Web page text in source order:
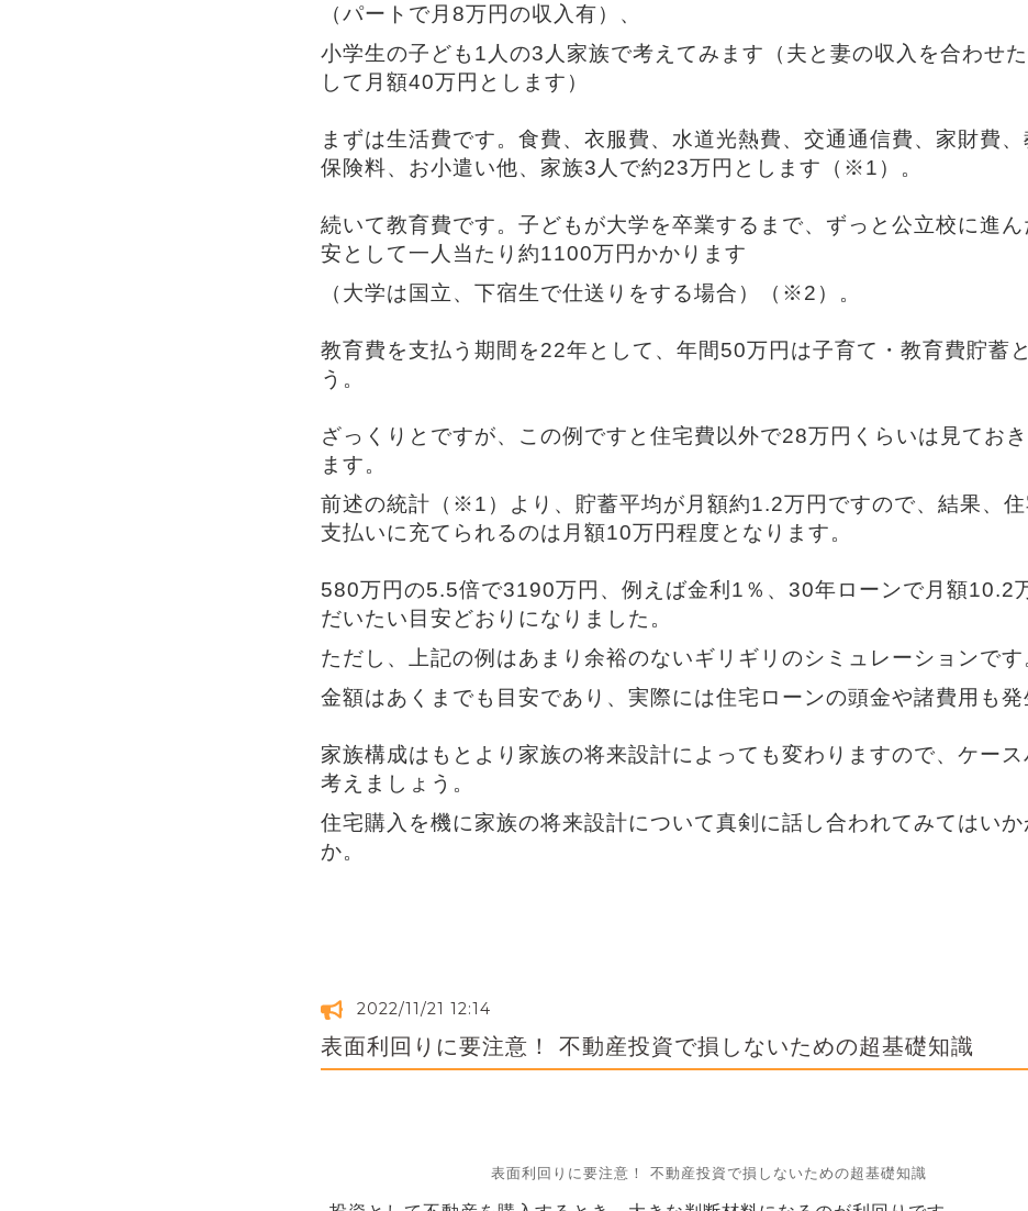
（パートで月8万円の収入有）、
小学生の子ども1人の3人家族で考えてみます（夫と妻の収入を合わせ
して月額40万円とします）
まずは生活費です。食費、衣服費、水道光熱費、交通通信費、家財費、
保険料、お小遣い他、家族3人で約23万円とします（※1）。
続いて教育費です。子どもが大学を卒業するまで、ずっと公立校に進ん
安として一人当たり約1100万円かかります
（大学は国立、下宿生で仕送りをする場合）（※2）。
教育費を支払う期間を22年として、年間50万円は子育て・教育費貯蓄
う。
ざっくりとですが、この例ですと住宅費以外で28万円くらいは見ておき
ます。
前述の統計（※1）より、貯蓄平均が月額約1.2万円ですので、結果、
支払いに充てられるのは月額10万円程度となります。
580万円の5.5倍で3190万円、例えば金利1％、30年ローンで月額10.2
だいたい目安どおりになりました。
ただし、上記の例はあまり余裕のないギリギリのシミュレーションです
金額はあくまでも目安であり、実際には住宅ローンの頭金や諸費用も発
家族構成はもとより家族の将来設計によっても変わりますので、ケー
考えましょう。
住宅購入を機に家族の将来設計について真剣に話し合われてみてはいか
か。
2022/11/21 12:14
表面利回りに要注意！ 不動産投資で損しないための超基礎知識
表面利回りに要注意！ 不動産投資で損しないための超基礎知識